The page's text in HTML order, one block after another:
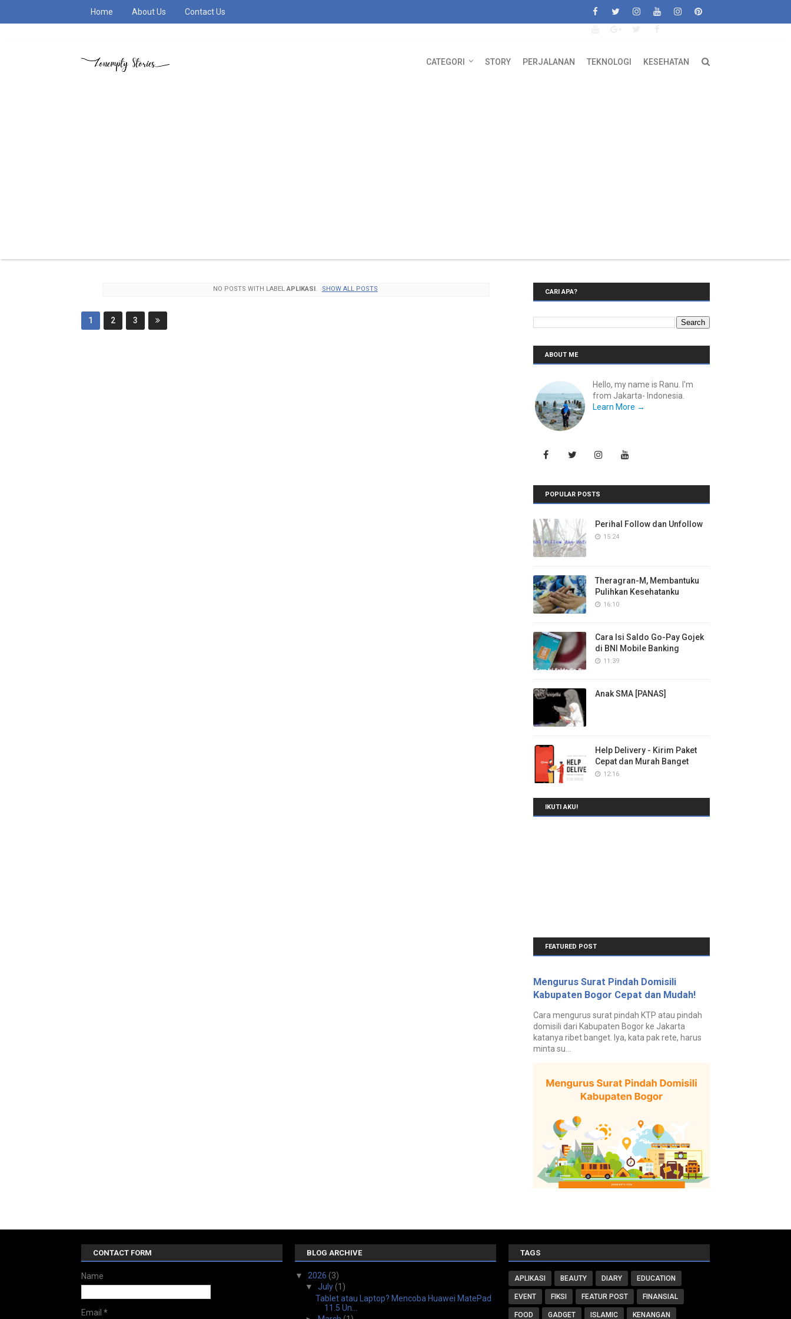
Home About Us Contact Us
CATEGORI STORY PERJALANAN TEKNOLOGI KESEHATAN
NO POSTS WITH LABELAPLIKASI . SHOW ALL POSTS
1 2 3
CARI APA?
ABOUT ME
Hello, my name is Ranu. I'm
from Jakarta- Indonesia.
Learn More →
POPULAR POSTS
Perihal Follow dan Unfollow
15:24
Theragran-M, Membantuku
Pulihkan Kesehatanku
16:10
Cara Isi Saldo Go-Pay Gojek
di BNI Mobile Banking
11:39
Anak SMA [PANAS]
Help Delivery - Kirim Paket
Cepat dan Murah Banget
12:16
IKUTI AKU!
FEATURED POST
Mengurus Surat Pindah Domisili
Kabupaten Bogor Cepat dan Mudah!
Cara mengurus surat pindah KTP atau pindah
domisili dari Kabupaten Bogor ke Jakarta
katanya ribet banget. Iya, kata pak rete, harus
minta su...
CONTACT FORM
Name
Email *
BLOG ARCHIVE
▼ 2026(3)
▼ July(1)
Tablet atau Laptop? Mencoba Huawei MatePad
11.5 Un...
TAGS
APLIKASI BEAUTY DIARY EDUCATION
EVENT FIKSI FEATUR POST FINANSIAL
FOOD GADGET ISLAMIC KENANGAN